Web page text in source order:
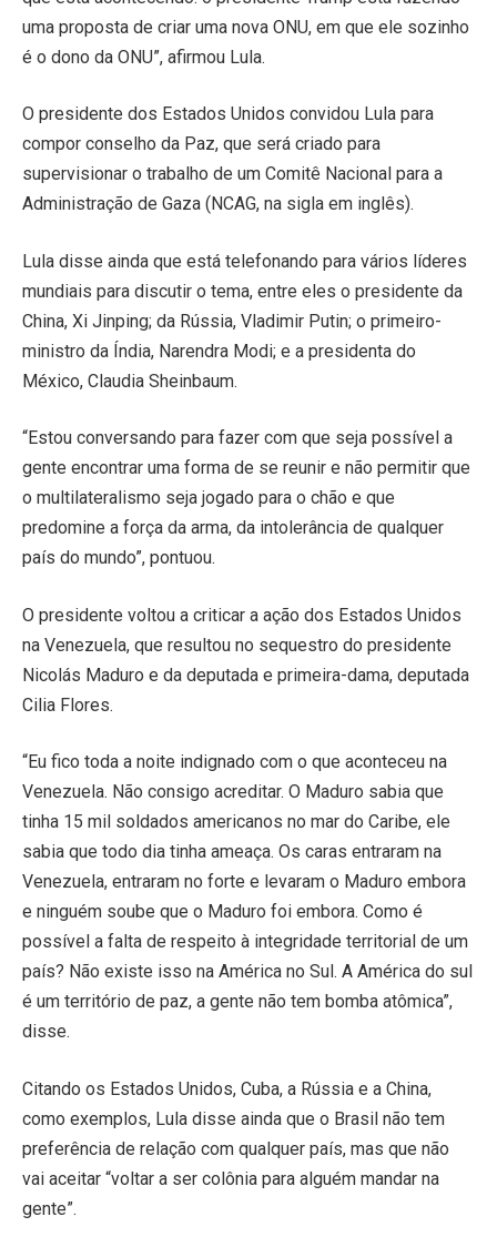
uma proposta de criar uma nova ONU, em que ele sozinho
é o dono da ONU”, afirmou Lula.
O presidente dos Estados Unidos convidou Lula para
compor conselho da Paz, que será criado para
supervisionar o trabalho de um Comitê Nacional para a
Administração de Gaza (NCAG, na sigla em inglês).
Lula disse ainda que está telefonando para vários líderes
mundiais para discutir o tema, entre eles o presidente da
China, Xi Jinping; da Rússia, Vladimir Putin; o primeiro-
ministro da Índia, Narendra Modi; e a presidenta do
México, Claudia Sheinbaum.
“Estou conversando para fazer com que seja possível a
gente encontrar uma forma de se reunir e não permitir que
o multilateralismo seja jogado para o chão e que
predomine a força da arma, da intolerância de qualquer
país do mundo”, pontuou.
O presidente voltou a criticar a ação dos Estados Unidos
na Venezuela, que resultou no sequestro do presidente
Nicolás Maduro e da deputada e primeira-dama, deputada
Cilia Flores.
“Eu fico toda a noite indignado com o que aconteceu na
Venezuela. Não consigo acreditar. O Maduro sabia que
tinha 15 mil soldados americanos no mar do Caribe, ele
sabia que todo dia tinha ameaça. Os caras entraram na
Venezuela, entraram no forte e levaram o Maduro embora
e ninguém soube que o Maduro foi embora. Como é
possível a falta de respeito à integridade territorial de um
país? Não existe isso na América no Sul. A América do sul
é um território de paz, a gente não tem bomba atômica”,
disse.
Citando os Estados Unidos, Cuba, a Rússia e a China,
como exemplos, Lula disse ainda que o Brasil não tem
preferência de relação com qualquer país, mas que não
vai aceitar “voltar a ser colônia para alguém mandar na
gente”.